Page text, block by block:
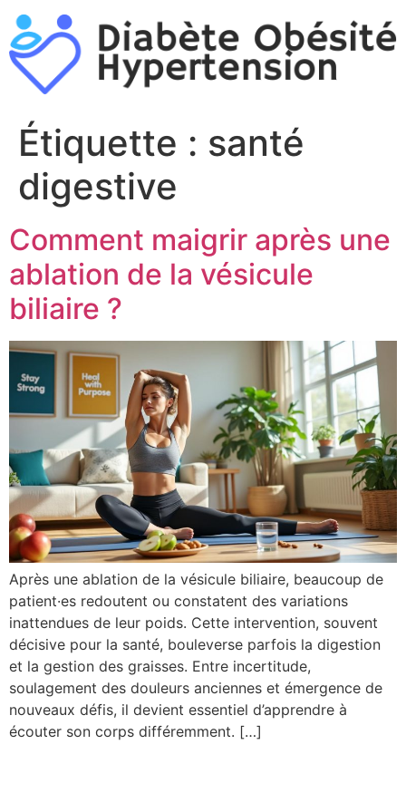
Aller
au
contenu
Étiquette : santé
digestive
Comment maigrir après une
ablation de la vésicule
biliaire ?
Après une ablation de la vésicule biliaire, beaucoup de
patient·es redoutent ou constatent des variations
inattendues de leur poids. Cette intervention, souvent
décisive pour la santé, bouleverse parfois la digestion
et la gestion des graisses. Entre incertitude,
soulagement des douleurs anciennes et émergence de
nouveaux défis, il devient essentiel d’apprendre à
écouter son corps différemment. […]